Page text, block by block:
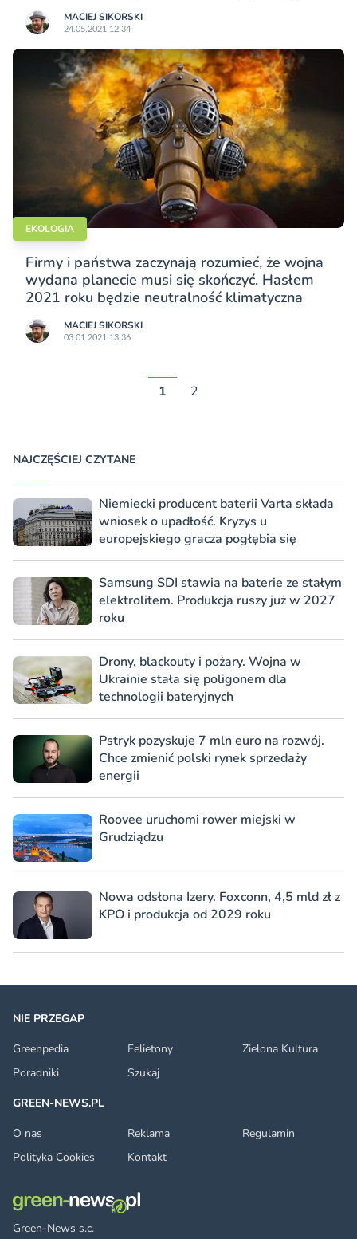
MACIEJ SIKORSKI
24.05.2021 12:34
EKOLOGIA
Firmy i państwa zaczynają rozumieć, że wojna
wydana planecie musi się skończyć. Hasłem
2021 roku będzie neutralność klimatyczna
MACIEJ SIKORSKI
03.01.2021 13:36
1 2
NAJCZĘŚCIEJ CZYTANE
Niemiecki producent baterii Varta składa
wniosek o upadłość. Kryzys u
europejskiego gracza pogłębia się
Samsung SDI stawia na baterie ze stałym
elektrolitem. Produkcja ruszy już w 2027
roku
Drony, blackouty i pożary. Wojna w
Ukrainie stała się poligonem dla
technologii bateryjnych
Pstryk pozyskuje 7 mln euro na rozwój.
Chce zmienić polski rynek sprzedaży
energii
Roovee uruchomi rower miejski w
Grudziądzu
Nowa odsłona Izery. Foxconn, 4,5 mld zł z
KPO i produkcja od 2029 roku
Green-News s.c.
NIE PRZEGAP
Greenpedia
Felietony
Zielona Kultura
Poradniki
Szukaj
GREEN-NEWS.PL
O nas
Reklama
Regulamin
Polityka Cookies
Kontakt